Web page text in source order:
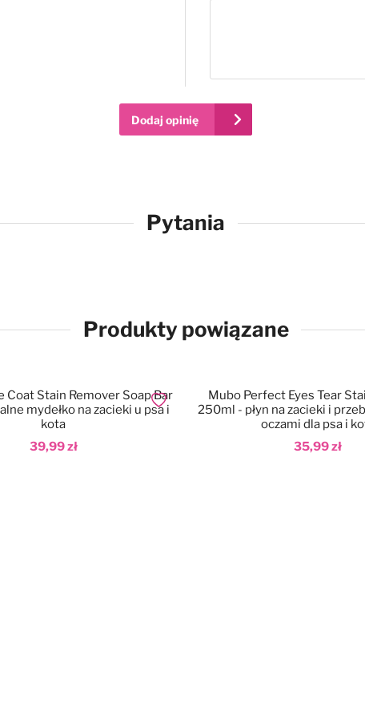
Dodaj opinię
Pytania
Produkty powiązane
39,99 zł
Coat Stain Remover Soap Bar
mydełko na zacieki u psa i
kota
Dodaj do ulubionych
35,99 zł
Mubo Perfect Eyes Tear
250ml - płyn na zacieki i przebarwienia pod
oczami dla psa i